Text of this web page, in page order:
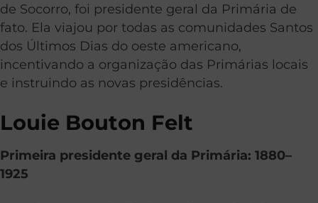
de Socorro, foi presidente geral da Primária de
fato. Ela viajou por todas as comunidades Santos
dos Últimos Dias do oeste americano,
incentivando a organização das Primárias locais
e instruindo as novas presidências.
Louie Bouton Felt
Primeira presidente geral da Primária: 1880–
1925